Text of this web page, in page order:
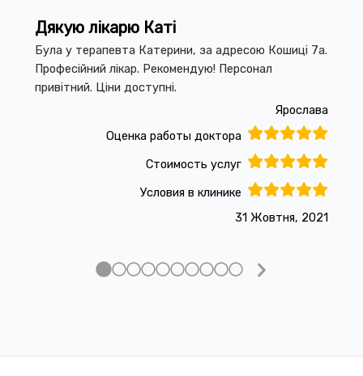
Дякую лікарю Каті
Була у терапевта Катерини, за адресою Кошиці 7а.
Професійний лікар. Рекомендую! Персонал
привітний. Ціни доступні.
Ярослава
Оценка работы доктора
Стоимость услуг
Условия в клинике
31 Жовтня, 2021